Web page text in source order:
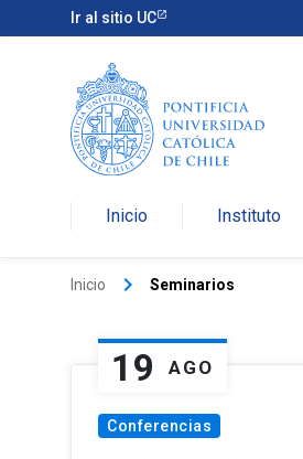
Ir al sitio UC
Inicio Instituto
Inicio keyboard_arrow_right Seminarios
19 AGO
Conferencias